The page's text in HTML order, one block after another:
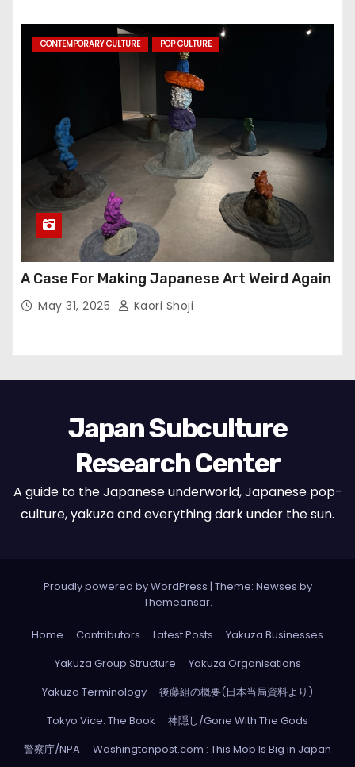
CONTEMPORARY CULTURE POP CULTURE
A Case For Making Japanese Art Weird Again
May 31, 2025 Kaori Shoji
Japan Subculture
Research Center
A guide to the Japanese underworld, Japanese pop-
culture, yakuza and everything dark under the sun.
Proudly powered by WordPress | Theme: Newses by
Themeansar.
Home Contributors Latest Posts
Yakuza Businesses
Yakuza Group Structure
Yakuza Organisations
Yakuza Terminology
後藤組の概要(日本当局資料より)
Tokyo Vice: The Book
神隠し/Gone With The Gods
警察庁/NPA
Washingtonpost.com : This Mob Is Big in Japan